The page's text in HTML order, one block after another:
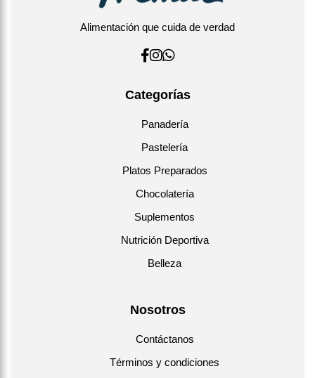
Alimentación que cuida de verdad
Categorías
Panadería
Pastelería
Platos Preparados
Chocolatería
Suplementos
Nutrición Deportiva
Belleza
Nosotros
Contáctanos
Términos y condiciones